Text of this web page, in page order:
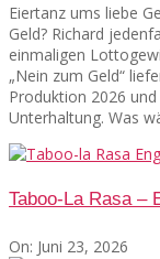
Eiertanz ums liebe
Geld? Richard
einmaligen
„Nein zum Geld“
Produktion 2026
Unterhaltung. Was
Taboo-La Rasa –
On: Juni 23, 2026